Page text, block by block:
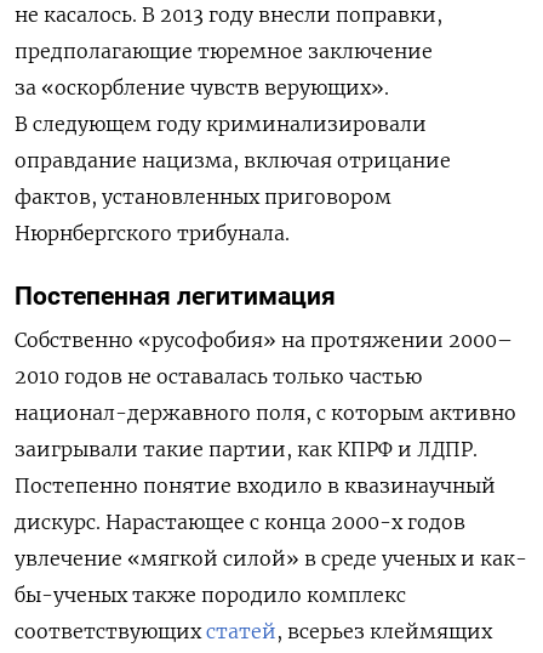
не касалось. В 2013 году внесли поправки,
предполагающие тюремное заключение
за «оскорбление чувств верующих».
В следующем году криминализировали
оправдание нацизма, включая отрицание
фактов, установленных приговором
Нюрнбергского трибунала.
Постепенная легитимация
Собственно «русофобия» на протяжении 2000–
2010 годов не оставалась только частью
национал-державного поля, с которым активно
заигрывали такие партии, как КПРФ и ЛДПР.
Постепенно понятие входило в квазинаучный
дискурс. Нарастающее с конца 2000-х годов
увлечение «мягкой силой» в среде ученых и как-
бы-ученых также породило комплекс
соответствующихстатей, всерьез клеймящих